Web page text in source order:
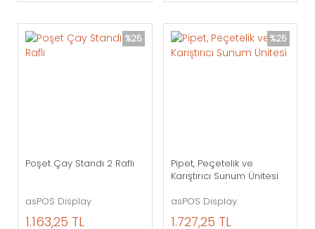
%25
Poşet Çay Standı 2 Raflı
asPOS Display
1.163,25 TL
%25
Pipet, Peçetelik ve
Karıştırıcı Sunum Ünitesi
asPOS Display
1.727,25 TL